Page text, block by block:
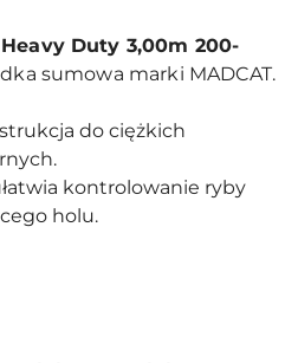
Duty 3,00m 200-
sumowa marki MADCAT.
do ciężkich
kontrolowanie ryby
holu.